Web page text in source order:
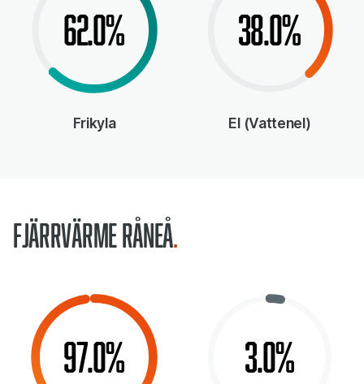
Frikyla
62.0%
El (Vattenel)
38.0%
Fjärrvärme Råneå
97.0% 3.0%